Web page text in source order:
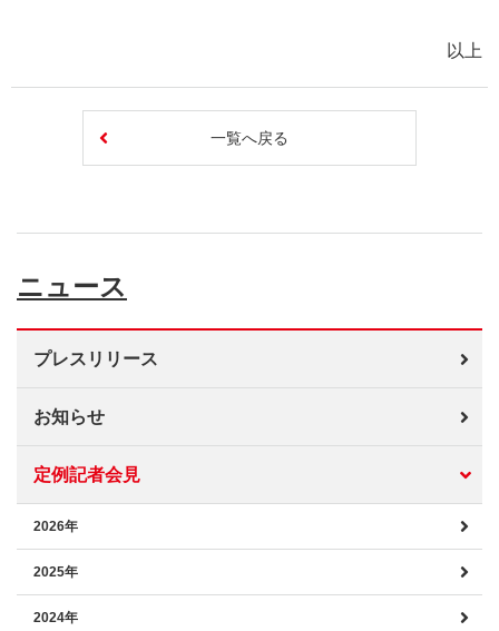
以上
一覧へ戻る
ニュース
プレスリリース
お知らせ
定例記者会見
2026年
2025年
2024年